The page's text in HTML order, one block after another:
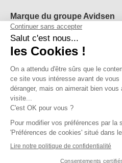
Marque du groupe Avidsen
Marque Avidsen
Marque Thomson
Marque Philips
Copyright 2026 © Tous